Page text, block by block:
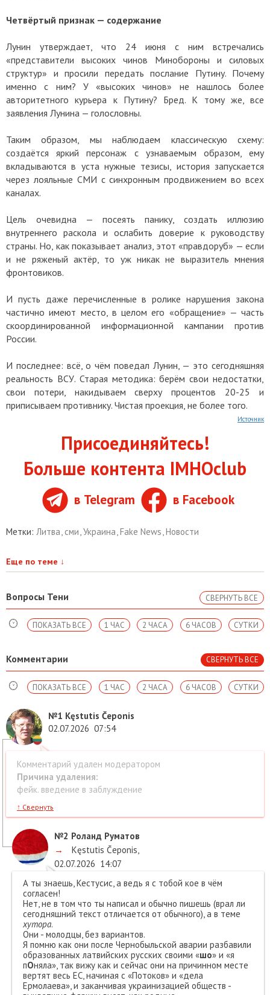
Четвёртый признак — содержание
Лунин утверждает, что 24 июня с ним встречались
«представители высоких чинов Минобороны и силовых
структур» и просили передать послание Путину. Почему
именно с ним? У «высоких чинов» не нашлось более
авторитетного курьера к Путину? Бред. К тому же, все
заявления Лунина — голословны.
Таким образом, мы наблюдаем классическую схему:
создаётся яркий персонаж с узнаваемым образом, ему
вкладываются в уста нужные тезисы, история запускается
через лояльные СМИ с синхронным продвижением во всех
каналах.
Цель очевидна — посеять панику, создать иллюзию
внутреннего раскола и ослабить доверие к руководству
страны. Но, как показывает анализ, этот «правдоруб» — если
и не ряженый актёр, то уж никак не выразитель мнения
фронтовиков.
И пусть даже перечисленные в ролике нарушения закона
частично имеют место, в целом его «обращение» — часть
скоординированной информационной кампании против
России.
И последнее: всё, о чём поведал Лунин, — это сегодняшняя
реальность ВСУ. Старая методика: берём свои недостатки,
свои потери, накидываем сверху процентов 20-25 и
приписываем противнику. Чистая проекция, не более того.
Источник
Присоединяйтесь!
Больше контента IMHOclub
в Telegram в Facebook
Метки: Литва сми Украина Fake News Новости
Еще по теме ↓
Вопросы Тени СВЕРНУТЬ ВСЕ
СУТКИ
6 ЧАСОВ
2 ЧАСА
1 ЧАС
ПОКАЗАТЬ ВСЕ
Комментарии СВЕРНУТЬ ВСЕ
СУТКИ
6 ЧАСОВ
2 ЧАСА
1 ЧАС
ПОКАЗАТЬ ВСЕ
№1 Kęstutis Čeponis
02.07.2026 07:54
Комментарий удален модератором
Причина удаления:
фейк. введение в заблуждение
↑ Свернуть
№2 Роланд Руматов
→
Kęstutis Čeponis
02.07.2026 14:07
А ты знаешь, Кестусис, а ведь я с тобой кое в чём
согласен!
Нет, не в том что ты написал и обычно пишешь (врал ли
сегодняшний текст отличается от обычного), а в теме
хутора.
Они - молодцы, без вариантов.
Я помню как они после Чернобыльской аварии разбавили
образованных латвийских русских своими «шо» и «я
пОняла», так вижу как и сейчас они на причинном месте
вертят весь ЕС, начиная с «Потоков» и «дела
Ермолаева», и заканчивая украинизацией обществ -